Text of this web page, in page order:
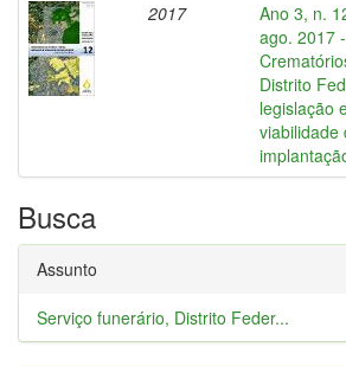
2017
Ano 3, n.
ago. 2017 -
Distrito
legislação
viabilidade
Busca
Assunto
Serviço funerário, Distrito Feder...